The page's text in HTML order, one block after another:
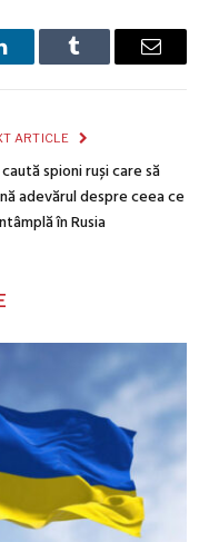
Tumblr Email
ARTICLE
spioni ruși care să
adevărul despre ceea ce
în Rusia